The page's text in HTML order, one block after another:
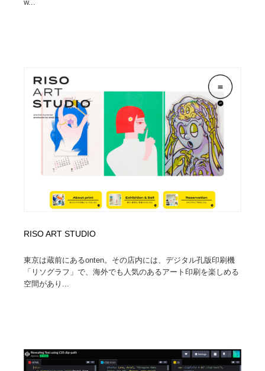
w...
RISO ART STUDIO
東京は蔵前にあるonten。その店内には、デジタル孔版印刷機
「リソグラフ」で、海外でも人気のあるアート印刷を楽しめる
空間があり...